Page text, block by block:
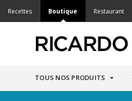
Recettes Boutique Restaurant
TOUS NOS PRODUITS